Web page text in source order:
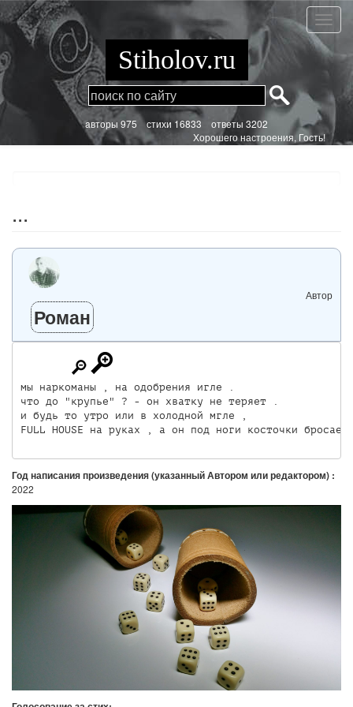
Перейти
к
основному
содержанию
...
Stiholov.ru
aвторы 975стихи 16833 ответы 3202
Хорошего настроения, Гость!
...
Автор
Роман
мы наркоманы , на одобрения игле .
что до "крупье" ? - он хватку не теряет .
и будь то утро или в холодной мгле ,
FULL HOUSE на руках , а он под ноги косточки
Год написания произведения (указанный Автором или редактором) :
2022